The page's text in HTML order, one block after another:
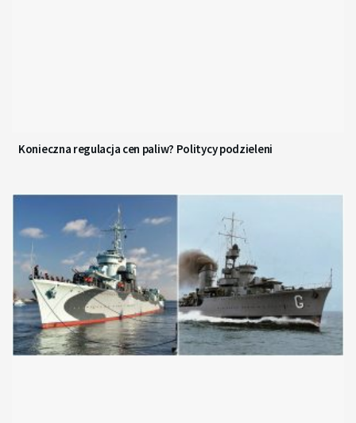
Konieczna regulacja cen paliw? Politycy podzieleni